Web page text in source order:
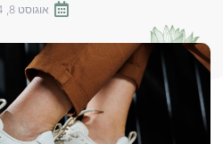
אוגוסט 8, 2024